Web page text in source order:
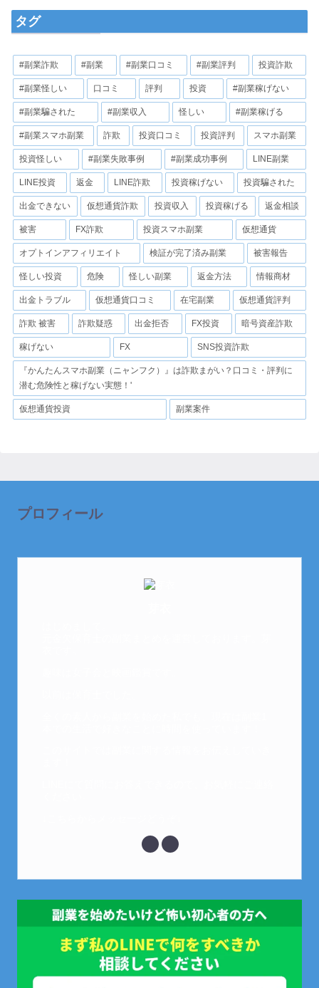
タグ
#副業詐欺 #副業 #副業口コミ #副業評判 投資詐欺
#副業怪しい 口コミ 評判 投資 #副業稼げない
#副業騙された #副業収入 怪しい #副業稼げる
#副業スマホ副業 詐欺 投資口コミ 投資評判 スマホ副業
投資怪しい #副業失敗事例 #副業成功事例 LINE副業
LINE投資 返金 LINE詐欺 投資稼げない 投資騙された
出金できない 仮想通貨詐欺 投資収入 投資稼げる 返金相談
被害 FX詐欺 投資スマホ副業 仮想通貨
オプトインアフィリエイト 検証が完了済み副業 被害報告
怪しい投資 危険 怪しい副業 返金方法 情報商材
出金トラブル 仮想通貨口コミ 在宅副業 仮想通貨評判
詐欺 被害 詐欺疑惑 出金拒否 FX投資 暗号資産詐欺
稼げない FX SNS投資詐欺
『かんたんスマホ副業（ニャンフク）』は詐欺まがい？口コミ・評判に
潜む危険性と稼げない実態！'
仮想通貨投資 副業案件
プロフィール